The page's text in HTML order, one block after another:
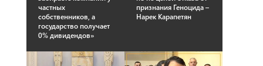
частных
собственников, а
государство получает
0% дивидендов»
признания Геноцида –
Нарек Карапетян